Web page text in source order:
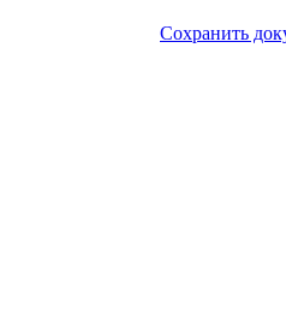
Сохранить